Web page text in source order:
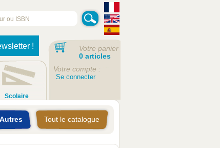
!
Scolaire
Votre panier
0 articles
Votre compte :
Se connecter
Autres Tout le catalogue